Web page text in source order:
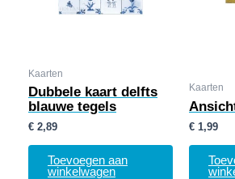
Kaarten
Dubbele kaart delfts
blauwe tegels
€ 2,89
Toevoegen aan
winkelwagen
Kaarten
€ 1,99